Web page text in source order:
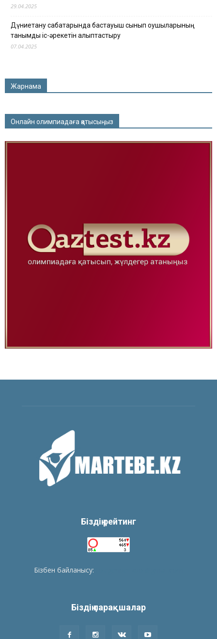
29.04.2025
Дүниетану сабақтарында бастауыш сынып оқушыларының
танымдық іс-әрекетін қалыптастыру
07.04.2025
Жарнама
Онлайн олимпиадаға қатысыңыз
Біздің рейтинг
Бізбен байланысу:
Біздің парақшалар